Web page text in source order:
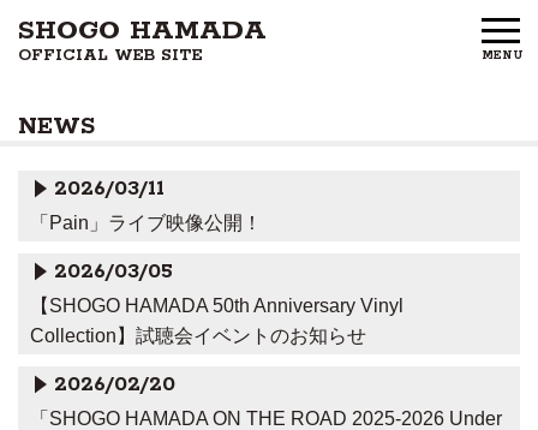
SHOGO HAMADA
OFFICIAL WEB SITE MENU
DISCOGRAPHY
GOODS
NEWS
2026/03/11
「Pain」ライブ映像公開！
2026/03/05
【SHOGO HAMADA 50th Anniversary Vinyl
Collection】試聴会イベントのお知らせ
2026/02/20
「SHOGO HAMADA ON THE ROAD 2025-2026 Under